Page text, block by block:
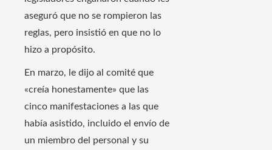
aseguró que no se rompieron las
reglas, pero insistió en que no lo
hizo a propósito.
En marzo, le dijo al comité que
«creía honestamente» que las
cinco manifestaciones a las que
había asistido, incluido el envío de
un miembro del personal y su